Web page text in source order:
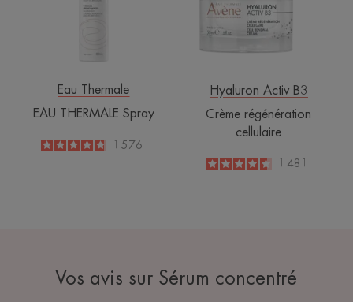
Eau Thermale
EAU THERMALE Spray
4.8
/51 576
Hyaluron Activ B3
Crème régénération
cellulaire
4.6
1 481
Vos avis sur Sérum concentré